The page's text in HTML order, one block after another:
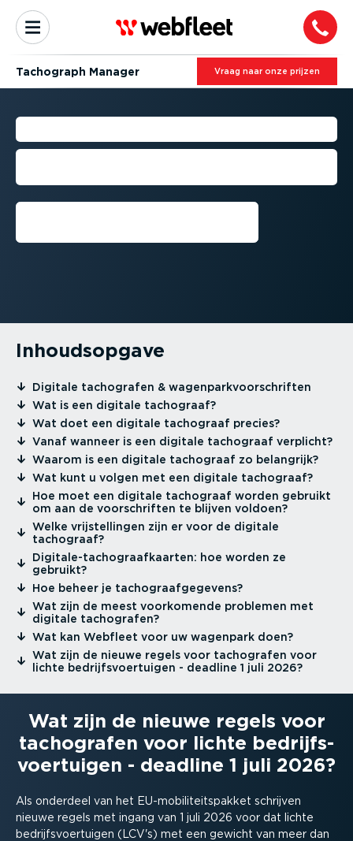
Tachograph Manager Vraag naar onze prijzen
DIGITALE TACHOGRAFEN
Een handleiding voor tachografen en
Inhouds­opgave
⁠Digitale tachografen & wagen­park­voor­schriften
⁠Wat is een digitale tachograaf?
⁠Wat doet een digitale tachograaf precies?
⁠Vanaf wanneer is een digitale tachograaf verplicht?
⁠Waarom is een digitale tachograaf zo belangrijk?
⁠Wat kunt u volgen met een digitale tachograaf?
⁠Hoe moet een digitale tachograaf worden gebruikt
om aan de voorschriften te blijven voldoen?
⁠Welke vrijstel­lingen zijn er voor de digitale
tachograaf?
⁠Digita­le-ta­cho­graaf­kaarten: hoe worden ze
gebruikt?
⁠Hoe beheer je tacho­graaf­ge­gevens?
⁠Wat zijn de meest voorkomende problemen met
digitale tachografen?
⁠Wat kan Webfleet voor uw wagenpark doen?
⁠Wat zijn de nieuwe regels voor tachografen voor
lichte bedrijfs­voer­tuigen - deadline 1 juli 2026?
Wat zijn de nieuwe regels voor
tachografen voor lichte bedrijfs­
voer­tuigen - deadline 1 juli 2026?
Als onderdeel van het EU-mo­bi­li­teits­pakket schrijven
nieuwe regels met ingang van 1 juli 2026 voor dat lichte
bedrijfs­voer­tuigen (LCV's) met een gewicht van meer dan